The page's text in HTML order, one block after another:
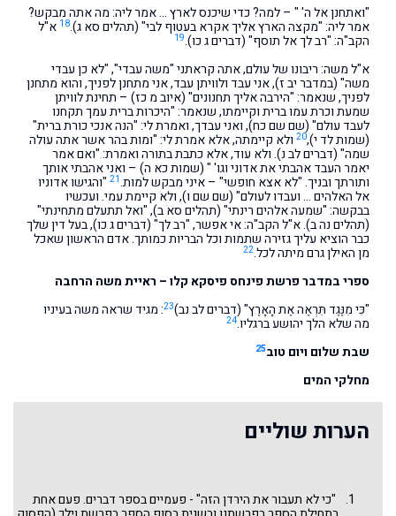
"ואתחנן אל ה' " – למה? כדי שיכנס לארץ … אמר ליה: מה אתה מבקש?
אמר ליה: "מקצה הארץ אליך אקרא בעטוף לבי" (תהלים סא ג).18 א"ל
הקב"ה: "רב לך אל תוסף" (דברים ג כו).19
א"ל משה: ריבונו של עולם, אתה קראתני "משה עבדי", "לא כן עבדי
משה" (במדבר יב ז), אני עבד ולוויתן עבד, אני מתחנן לפניך, והוא מתחנן
לפניך, שנאמר: "הירבה אליך תחנונים" (איוב מ כז) – תחינת לוויתן
שמעת וכרת עמו ברית וקיימתו, שנאמר: "היכרות ברית עמך תקחנו
לעבד עולם" (שם שם כח), ואני עבדך, ואמרת לי: "הנה אנכי כורת ברית"
(שמות לד י),20 ולא קיימתה, אלא אמרת לי: "ומות בהר אשר אתה עולה
שמה" (דברים לב נ). ולא עוד, אלא כתבת בתורה ואמרת: "ואם אמר
יאמר העבד אהבתי את אדוני וגו' " (שמות כא ה) – ואני אהבתי אותך
ותורתך ובניך. "לא אצא חופשי" – איני מבקש למות.21 "והגישו אדוניו
אל האלהים … ועבדו לעולם" (שם שם ו), ולא קיימת עמי. ועכשיו
בבקשה: "שמעה אלהים רינתי" (תהלים סא ב), "ואל תתעלם מתחינתי"
(תהלים נה ב). א"ל הקב"ה: אי אפשר, "רב לך" (דברים ג כו), בעל דין שלך
כבר הוציא עליך גזירה שתמות וכל הבריות כמותך. אדם הראשון שאכל
מן האילן גרם מיתה לכל.22
ספרי במדבר פרשת פינחס פיסקא קלו – ראיית משה הרחבה
"כִּי מִנֶּגֶד תִּרְאֶה אֶת הָאָרֶץ" (דברים לב נב)23: מגיד שראה משה בעיניו
מה שלא הלך יהושע ברגליו.24
שבת שלום ויום טוב25
מחלקי המים
הערות שוליים
"כי לא תעבור את הירדן הזה" - פעמיים בספר דברים. פעם אחת